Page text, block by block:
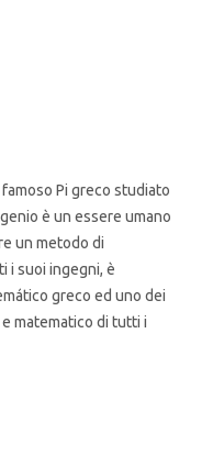
Pi greco studiato
è un essere umano
un metodo di
i suoi ingegni, è
greco ed uno dei
matematico di tutti i